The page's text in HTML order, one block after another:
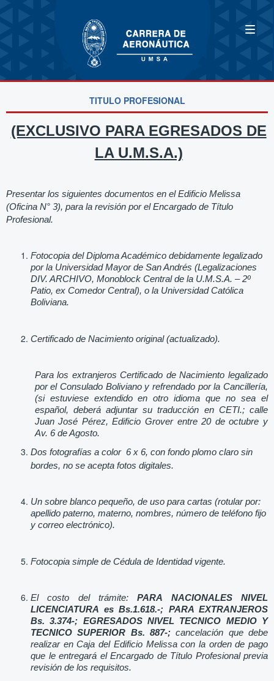
TITULO PROFESIONAL
(EXCLUSIVO PARA EGRESADOS DE
LA U.M.S.A.)
Presentar los siguientes documentos en el Edificio Melissa
(Oficina N° 3), para la revisión por el Encargado de Título
Profesional.
Fotocopia del Diploma Académico debidamente legalizado
por la Universidad Mayor de San Andrés (Legalizaciones
DIV. ARCHIVO, Monoblock Central de la U.M.S.A. – 2º
Patio, ex Comedor Central), o la Universidad Católica
Boliviana.
Certificado de Nacimiento original (actualizado).
Para los extranjeros Certificado de Nacimiento legalizado
por el Consulado Boliviano y refrendado por la Cancillería,
(si estuviese extendido en otro idioma que no sea el
español, deberá adjuntar su traducción en CETI.; calle
Juan José Pérez, Edificio Grover entre 20 de octubre y
Av. 6 de Agosto.
Dos fotografías a color 6 x 6, con fondo plomo claro sin
bordes, no se acepta fotos digitales.
Un sobre blanco pequeño, de uso para cartas (rotular por:
apellido paterno, materno, nombres, número de teléfono fijo
y correo electrónico).
Fotocopia simple de Cédula de Identidad vigente.
El costo del trámite:PARA NACIONALES NIVEL
LICENCIATURA es Bs.1.618.-; PARA EXTRANJEROS
Bs. 3.374-; EGRESADOS NIVEL TECNICO MEDIO Y
TECNICO SUPERIOR Bs. 887-;cancelación que debe
realizar en Caja del Edificio Melissa con la orden de pago
que le entregará el Encargado de Título Profesional previa
revisión de los requisitos.